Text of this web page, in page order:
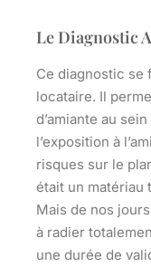
Le Diagnostic
Ce diagnostic se
locataire. Il
d’amiante au
l’exposition à
risques sur le
était un matériau
Mais de nos
à radier
une durée de